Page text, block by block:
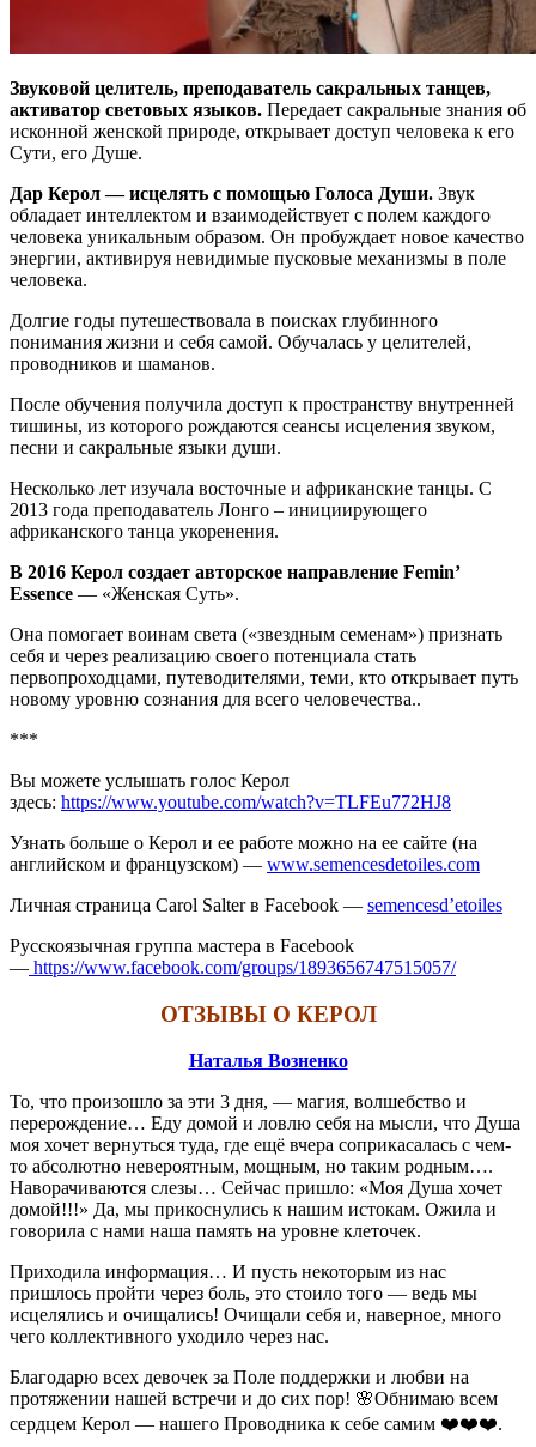
Звуковой целитель, преподаватель сакральных танцев,
активатор световых языков. Передает сакральные знания об
исконной женской природе, открывает доступ человека к его
Сути, его Душе.
Дар Керол — исцелять с помощью Голоса Души. Звук
обладает интеллектом и взаимодействует с полем каждого
человека уникальным образом. Он пробуждает новое качество
энергии, активируя невидимые пусковые механизмы в поле
человека.
Долгие годы путешествовала в поисках глубинного
понимания жизни и себя самой. Обучалась у целителей,
проводников и шаманов.
После обучения получила доступ к пространству внутренней
тишины, из которого рождаются сеансы исцеления звуком,
песни и сакральные языки души.
Несколько лет изучала восточные и африканские танцы. С
2013 года преподаватель Лонго – инициирующего
африканского танца укоренения.
В 2016 Керол создает авторское направление Femin’
Essence — «Женская Суть».
Она помогает воинам света («звездным семенам») признать
себя и через реализацию своего потенциала стать
первопроходцами, путеводителями, теми, кто открывает путь
новому уровню сознания для всего человечества..
***
Вы можете услышать голос Керол
здесь: https://www.youtube.com/watch?v=TLFEu772HJ8
Узнать больше о Керол и ее работе можно на ее сайте (на
английском и французском) — www.semencesdetoiles.com
Личная страница Carol Salter в Facebook — semencesd’etoiles
Русскоязычная группа мастера в Facebook
— https://www.facebook.com/groups/1893656747515057/
ОТЗЫВЫ О КЕРОЛ
Наталья Возненко
То, что произошло за эти 3 дня, — магия, волшебство и
перерождение… Еду домой и ловлю себя на мысли, что Душа
моя хочет вернуться туда, где ещё вчера соприкасалась с чем-
то абсолютно невероятным, мощным, но таким родным….
Наворачиваются слезы… Сейчас пришло: «Моя Душа хочет
домой!!!» Да, мы прикоснулись к нашим истокам. Ожила и
говорила с нами наша память на уровне клеточек.
Приходила информация… И пусть некоторым из нас
пришлось пройти через боль, это стоило того — ведь мы
исцелялись и очищались! Очищали себя и, наверное, много
чего коллективного уходило через нас.
Благодарю всех девочек за Поле поддержки и любви на
протяжении нашей встречи и до сих пор! 🌸Обнимаю всем
сердцем Керол — нашего Проводника к себе самим ❤️❤️❤️.